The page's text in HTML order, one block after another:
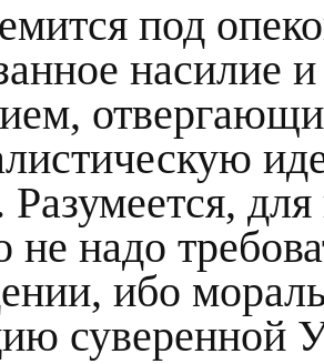
под
насилие
для
не надо
ибо
суверенной